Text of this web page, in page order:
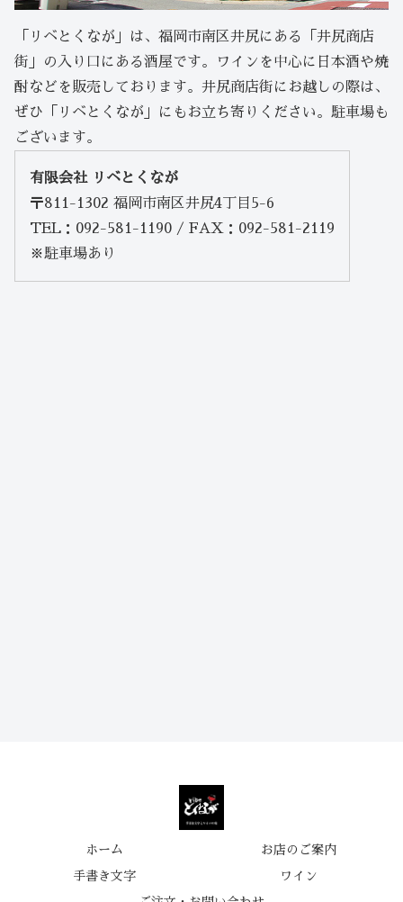
「リベとくなが」は、福岡市南区井尻にある「井尻商店
街」の入り口にある酒屋です。ワインを中心に日本酒や焼
酎などを販売しております。井尻商店街にお越しの際は、
ぜひ「リベとくなが」にもお立ち寄りください。駐車場も
ございます。
有限会社 リベとくなが
〒811-1302 福岡市南区井尻4丁目5-6
TEL：092-581-1190 / FAX：092-581-2119
※駐車場あり
ホーム お店のご案内
手書き文字 ワイン